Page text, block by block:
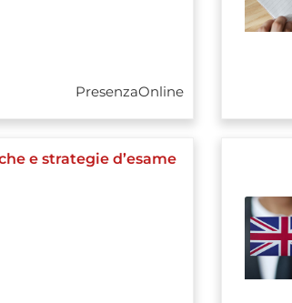
PresenzaOnline
e strategie d’esame